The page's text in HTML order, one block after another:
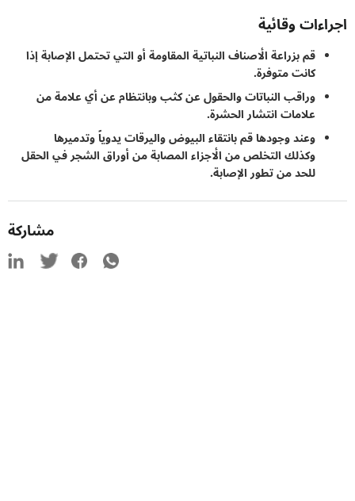
وقائية
قم بزراعة الأصناف النباتية المقاومة أو التي تحتمل الإصابة إذا
كانت متوفرة.
وراقب النباتات والحقول عن كثب وبانتظام عن أي علامة من
علامات انتشار الحشرة.
وعند وجودها قم بانتقاء البيوض واليرقات يدوياً وتدميرها
وكذلك التخلص من الأجزاء المصابة من أوراق الشجر في الحقل
للحد من تطور الإصابة.
مشاركة